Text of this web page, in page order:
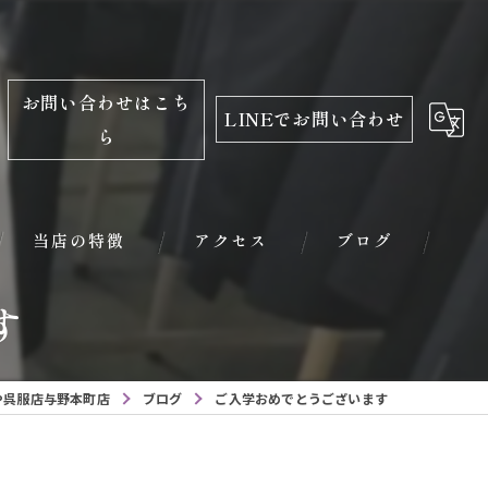
お問い合わせはこち
ら
LINEでお問い合わせ
当店の特徴
学生服
アクセス ブログ
服店与野本町店 ブログ ご入学おめでとうございます